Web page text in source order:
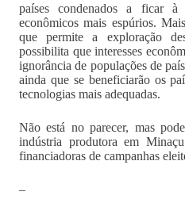
países condenados a ficar à
econômicos mais espúrios.
que permite a exploração
possibilita que interesses
ignorância de populações de
ainda que se beneficiarão os
tecnologias mais adequadas.
Não está no parecer, mas
indústria produtora em
financiadoras de campanhas
–